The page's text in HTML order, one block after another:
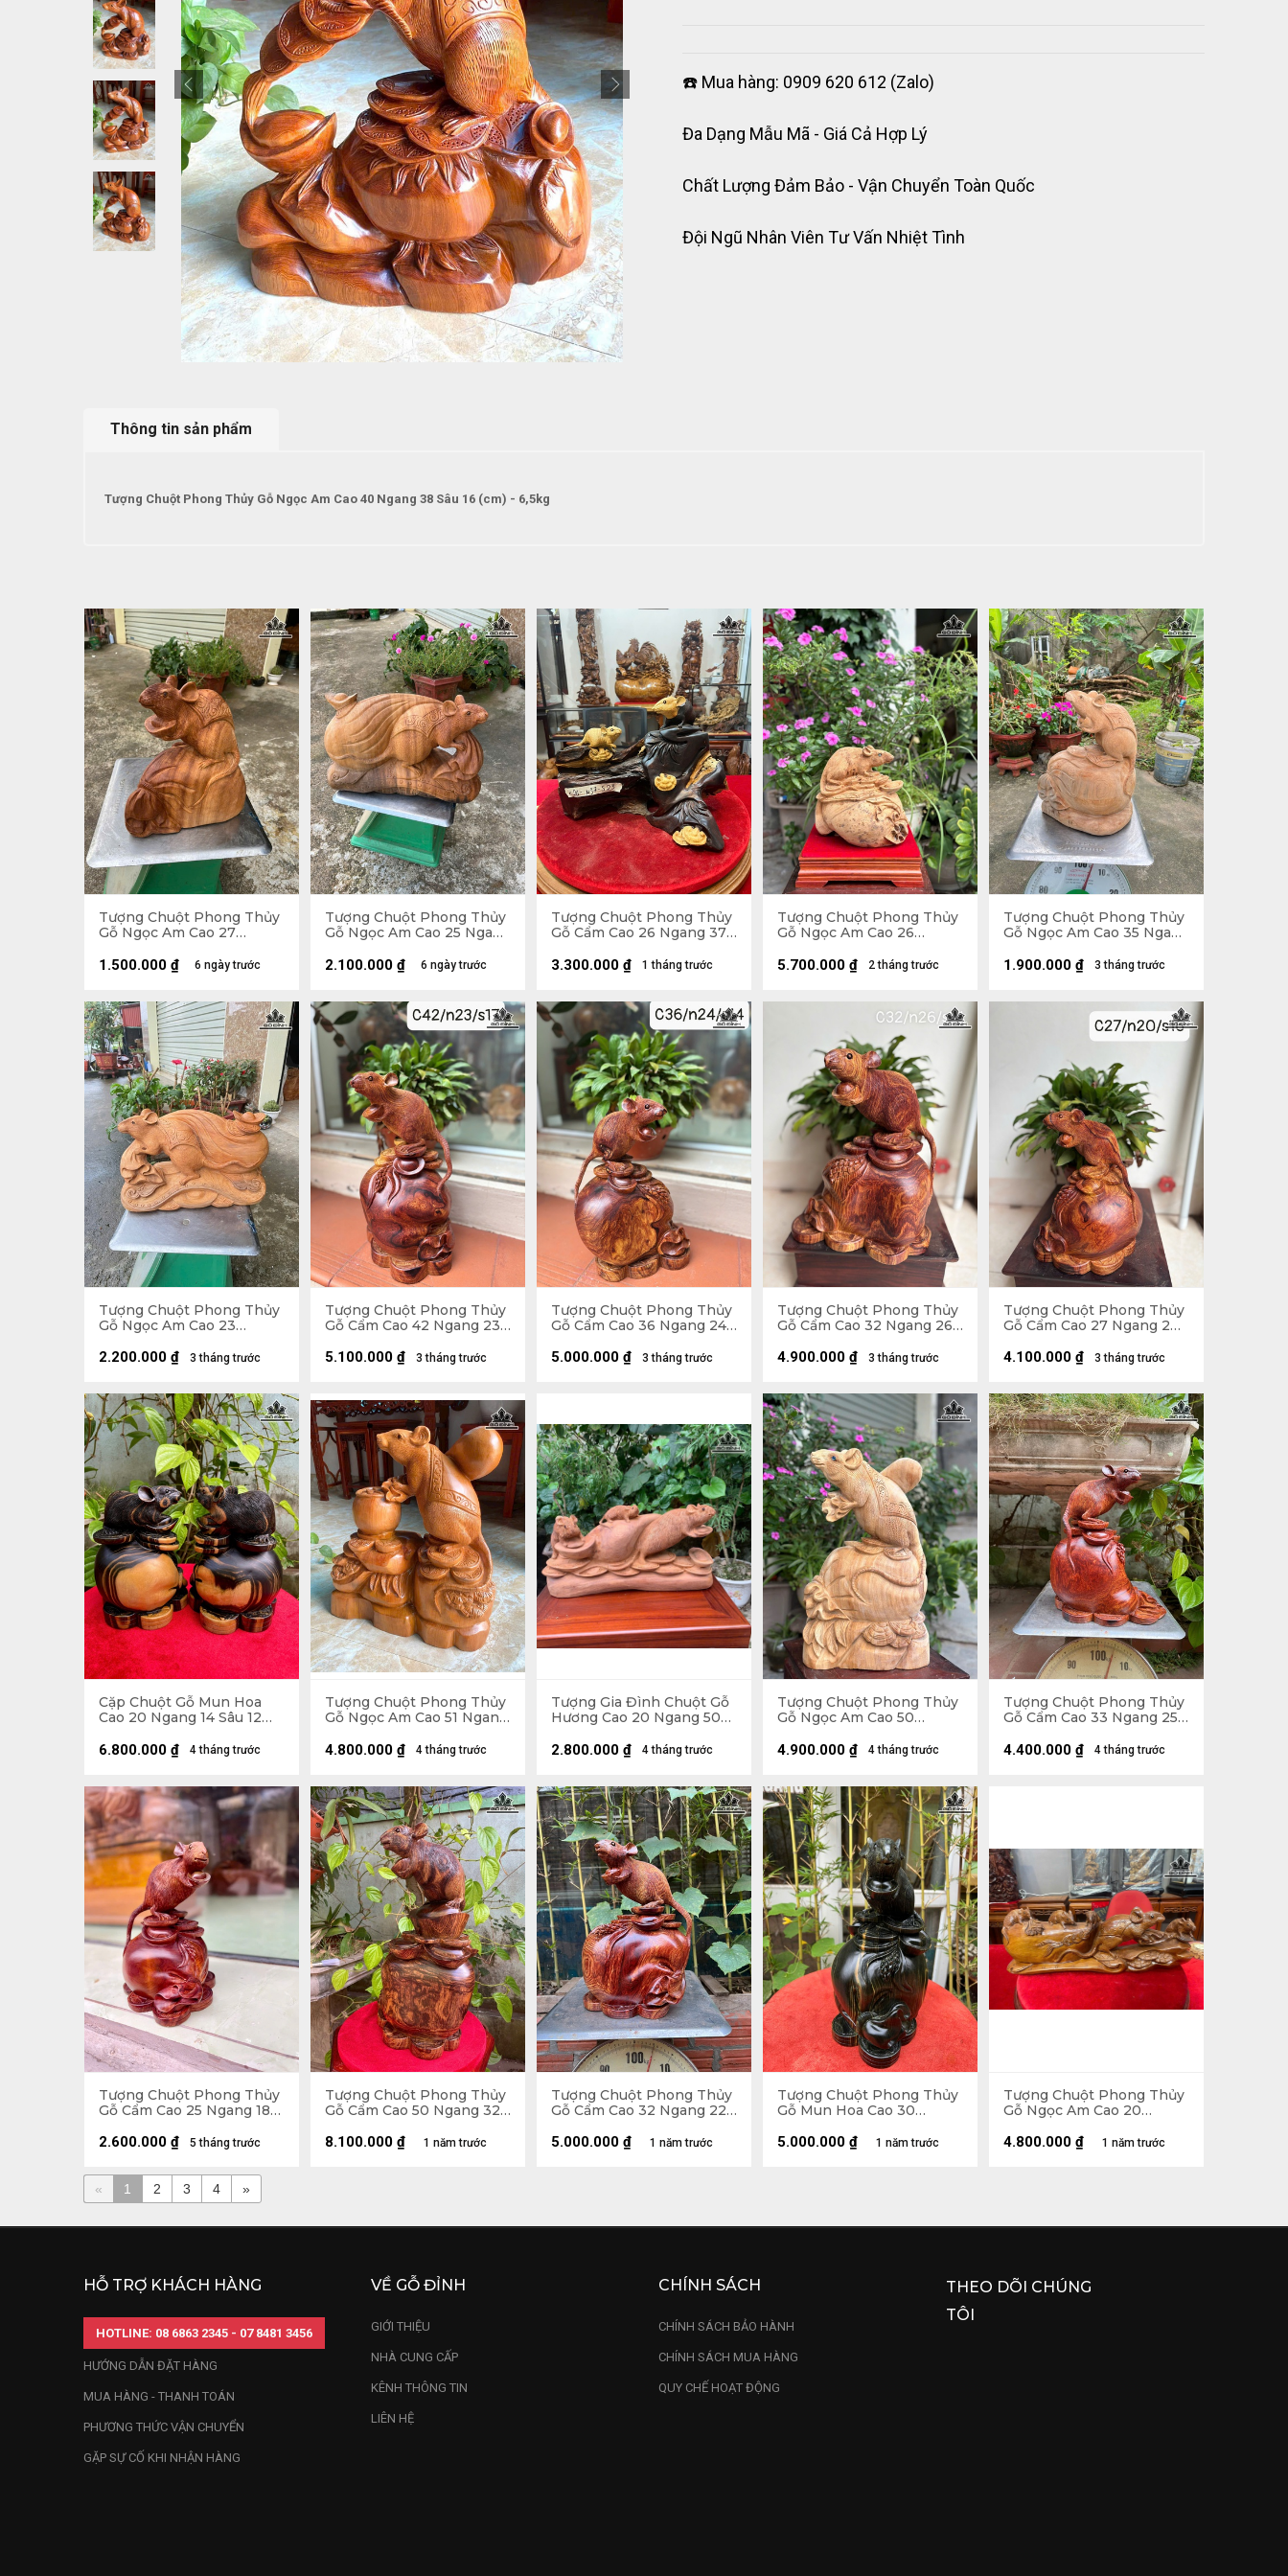
☎️ Mua hàng: 0909 620 612 (Zalo)
Đa Dạng Mẫu Mã - Giá Cả Hợp Lý
Chất Lượng Đảm Bảo - Vận Chuyển Toàn Quốc
Đội Ngũ Nhân Viên Tư Vấn Nhiệt Tình
Thông tin sản phẩm
Tượng Chuột Phong Thủy Gỗ Ngọc Am Cao 40 Ngang 38 Sâu 16 (cm) - 6,5kg
Tượng Chuột Phong Thủy
Gỗ Ngọc Am Cao 27
6 ngày trước
1.500.000 ₫
Tượng Chuột Phong Thủy
Gỗ Ngọc Am Cao 25 Ngang
6 ngày trước
2.100.000 ₫
Tượng Chuột Phong Thủy
Gỗ Cẩm Cao 26 Ngang 37
1 tháng trước
3.300.000 ₫
Tượng Chuột Phong Thủy
Gỗ Ngọc Am Cao 26
2 tháng trước
5.700.000 ₫
Tượng Chuột Phong Thủy
Gỗ Ngọc Am Cao 35 Ngang
3 tháng trước
1.900.000 ₫
Tượng Chuột Phong Thủy
Gỗ Ngọc Am Cao 23
3 tháng trước
2.200.000 ₫
Tượng Chuột Phong Thủy
Gỗ Cẩm Cao 42 Ngang 23
3 tháng trước
5.100.000 ₫
Tượng Chuột Phong Thủy
Gỗ Cẩm Cao 36 Ngang 24
3 tháng trước
5.000.000 ₫
Tượng Chuột Phong Thủy
Gỗ Cẩm Cao 32 Ngang 26
3 tháng trước
4.900.000 ₫
Tượng Chuột Phong Thủy
Gỗ Cẩm Cao 27 Ngang 20
3 tháng trước
4.100.000 ₫
Cặp Chuột Gỗ Mun Hoa
Cao 20 Ngang 14 Sâu 12
4 tháng trước
6.800.000 ₫
Tượng Chuột Phong Thủy
Gỗ Ngọc Am Cao 51 Ngang
4 tháng trước
4.800.000 ₫
Tượng Gia Đình Chuột Gỗ
Hương Cao 20 Ngang 50
4 tháng trước
2.800.000 ₫
Tượng Chuột Phong Thủy
Gỗ Ngọc Am Cao 50
4 tháng trước
4.900.000 ₫
Tượng Chuột Phong Thủy
Gỗ Cẩm Cao 33 Ngang 25
4 tháng trước
4.400.000 ₫
Tượng Chuột Phong Thủy
Gỗ Cẩm Cao 25 Ngang 18
5 tháng trước
2.600.000 ₫
Tượng Chuột Phong Thủy
Gỗ Cẩm Cao 50 Ngang 32
1 năm trước
8.100.000 ₫
Tượng Chuột Phong Thủy
Gỗ Cẩm Cao 32 Ngang 22
1 năm trước
5.000.000 ₫
Tượng Chuột Phong Thủy
Gỗ Mun Hoa Cao 30
1 năm trước
5.000.000 ₫
Tượng Chuột Phong Thủy
Gỗ Ngọc Am Cao 20
1 năm trước
4.800.000 ₫
« 1 2 3 4 »
HỖ TRỢ KHÁCH HÀNG
HOTLINE: 08 6863 2345 - 07 8481 3456
HƯỚNG DẪN ĐẶT HÀNG
MUA HÀNG - THANH TOÁN
PHƯƠNG THỨC VẬN CHUYỂN
GẶP SỰ CỐ KHI NHẬN HÀNG
VỀ GỖ ĐỈNH
GIỚI THIỆU
NHÀ CUNG CẤP
KÊNH THÔNG TIN
LIÊN HỆ
CHÍNH SÁCH
CHÍNH SÁCH BẢO HÀNH
CHÍNH SÁCH MUA HÀNG
QUY CHẾ HOẠT ĐỘNG
THEO DÕI CHÚNG
TÔI